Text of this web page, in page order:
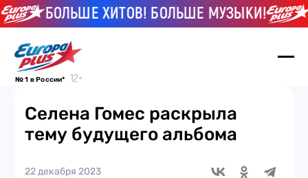
БОЛЬШЕ ХИТОВ! БОЛЬШЕ МУЗЫКИ!
№ 1 в России*
Селена Гомес раскрыла
тему будущего альбома
22 декабря 2023